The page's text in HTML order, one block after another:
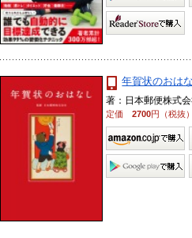
年賀状のおは
著：日本郵便株式
定価2700円（税抜）